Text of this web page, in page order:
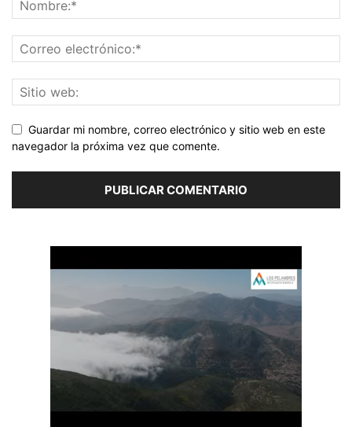
Guardar mi nombre, correo electrónico y sitio web en este
navegador la próxima vez que comente.